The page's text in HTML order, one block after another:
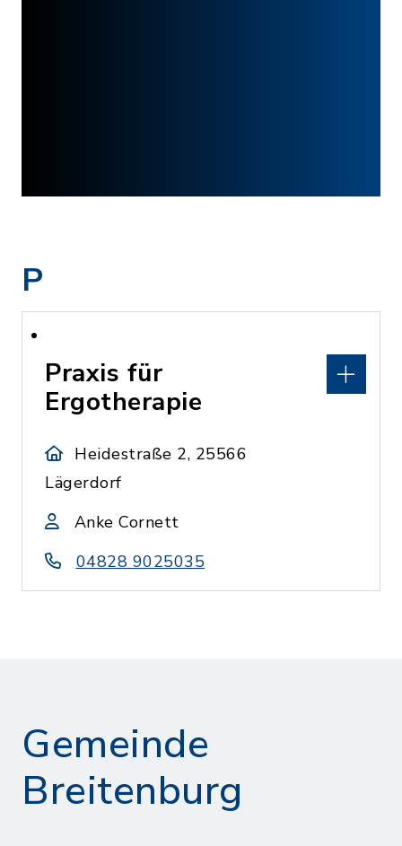
P
Praxis für
Ergotherapie
Heidestraße 2, 25566
Lägerdorf
Anke Cornett
04828 9025035
Gemeinde
Breitenburg